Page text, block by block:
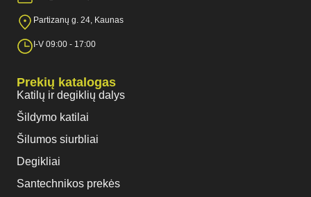
Partizanų g. 24, Kaunas
I-V 09:00 - 17:00
Prekių katalogas
Katilų ir degiklių dalys
Šildymo katilai
Šilumos siurbliai
Degikliai
Santechnikos prekės